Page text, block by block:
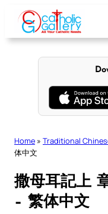
content
Home » Traditional
体中文
撒母耳記上
– 繁体中文